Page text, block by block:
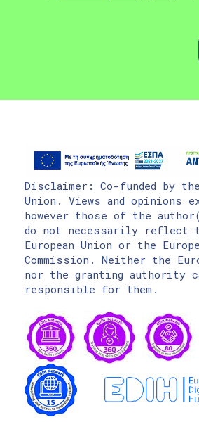
Disclaimer: Co-funded by the
Union. Views and opinions
however those of the
do not necessarily reflect
European Union or the
Commission. Neither the
nor the granting authority
responsible for them.